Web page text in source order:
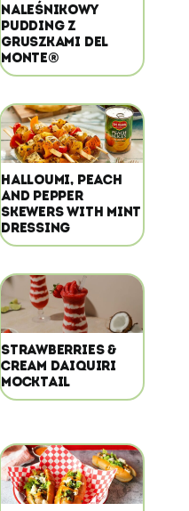
NALEŚNIKOWY
PUDDING Z
GRUSZKAMI DEL
MONTE®
HALLOUMI, PEACH
AND PEPPER
SKEWERS WITH MINT
DRESSING
STRAWBERRIES &
CREAM DAIQUIRI
MOCKTAIL